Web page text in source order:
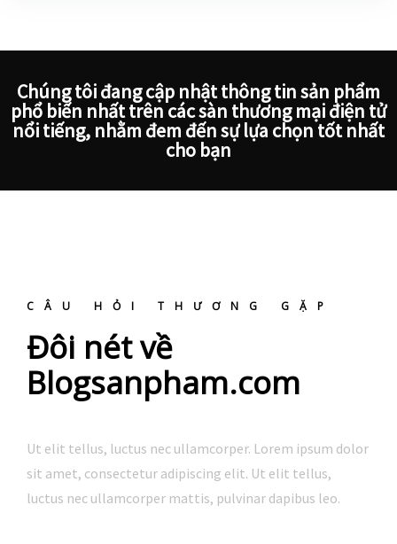
Chúng tôi đang cập nhật thông tin sản phẩm
phổ biến nhất trên các sàn thương mại điện tử
nổi tiếng, nhằm đem đến sự lựa chọn tốt nhất
cho bạn
CÂU HỎI THƯƠNG GẶP
Đôi nét về
Blogsanpham.com
Ut elit tellus, luctus nec ullamcorper. Lorem ipsum dolor
sit amet, consectetur adipiscing elit. Ut elit tellus,
luctus nec ullamcorper mattis, pulvinar dapibus leo.